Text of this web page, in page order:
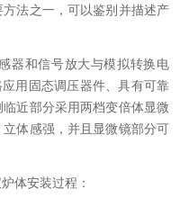
法之一，可以鉴别并描述产
器和信号放大与模拟转换电
用固态调压器件、具有可靠
近部分采用两档变倍体显微
体感强，并且显微镜部分可
体安装过程：